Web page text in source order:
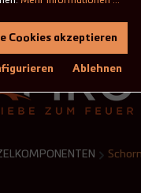
Ablehnen
Cookies akzeptieren